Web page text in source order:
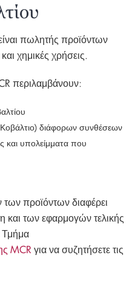
πωλητής προϊόντων
χημικές χρήσεις.
περιλαμβάνουν:
διάφορων συνθέσεων
και υπολείμματα που
προϊόντων διαφέρει
και των εφαρμογών τελικής
Τμήμα
MCR για να συζητήσετε τις